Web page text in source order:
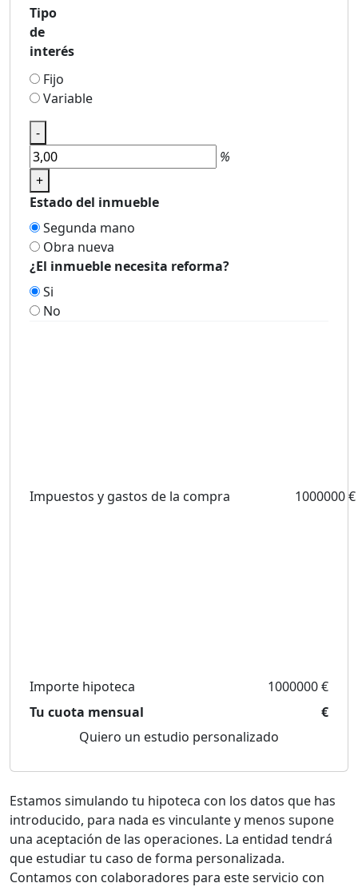
Tipo
de
interés
Fijo
Variable
-
%
+
Estado del inmueble
Segunda mano
Obra nueva
¿El inmueble necesita reforma?
Si
No
Impuestos y gastos de la compra 1000000 €
Importe hipoteca
1000000 €
Tu cuota mensual
€
Quiero un estudio personalizado
Estamos simulando tu hipoteca con los datos que has
introducido, para nada es vinculante y menos supone
una aceptación de las operaciones. La entidad tendrá
que estudiar tu caso de forma personalizada.
Contamos con colaboradores para este servicio con